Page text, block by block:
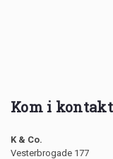
Kom i kontakt
K & Co.
Vesterbrogade 177